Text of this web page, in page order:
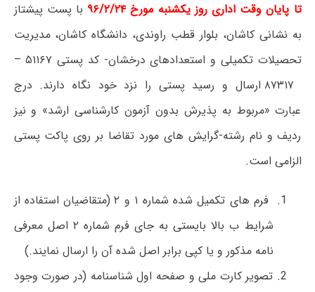
تا پایان وقت اداری روز یکشنبه مورخ ۹۶/۲/۲۴
با پست پیشتاز
به نشانی کاشان، بلوار قطب راوندی، دانشگاه کاشان، مدیریت
تحصیلات تکمیلی و استعدادهای درخشان- کد پستی ۵۱۱۶۷ –
۸۷۳۱۷ ارسال و رسید پستی را نزد خود نگاه دارند. درج
عبارت «مربوط به پذیرش بدون آزمون کارشناسی ارشد» و نیز
ردیف و نام رشته-گرایش های مورد تقاضا بر روی پاکت پستی
الزامی است.
فرم های تکمیل شده شماره ۱ و ۲ (متقاضیان استفاده از
شرایط ب بالا بایستی به جای فرم شماره ۲ اصل معرفی
نامه مذکور و یا کپی برابر اصل شده آن را ارسال نمایند.)
تصویر کارت ملی و صفحه اول شناسنامه (در صورت وجود